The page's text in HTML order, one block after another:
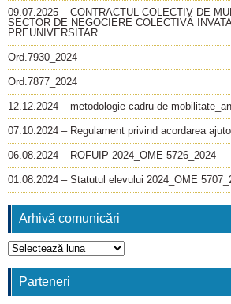
09.07.2025 – CONTRACTUL COLECTIV DE
SECTOR DE NEGOCIERE COLECTIVĂ
PREUNIVERSITAR
Ord.7930_2024
Ord.7877_2024
12.12.2024 – metodologie-cadru-de-
07.10.2024 – Regulament privind acordarea
06.08.2024 – ROFUIP 2024_OME 5726_2024
01.08.2024 – Statutul elevului 2024_OME
Arhivă comunicări
Arhivă
comunicări
Parteneri